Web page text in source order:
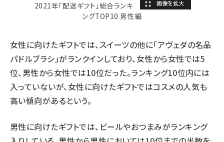
2021年「配送ギフト」総合ランキ
ングTOP10 男性編
女性に向けたギフトでは、スイーツの他に「アヴェダの名品
パドルブラシ」がランクインしており、女性から女性では5
位、男性から女性では10位だった。ランキング10位内には
入っていないが、女性に向けたギフトではコスメの人気も
高い傾向があるという。
男性に向けたギフトでは、ビールやおつまみがランキング